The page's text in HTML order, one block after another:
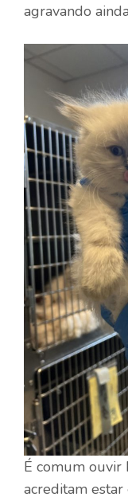
agravando
É comum ouvir
acreditam